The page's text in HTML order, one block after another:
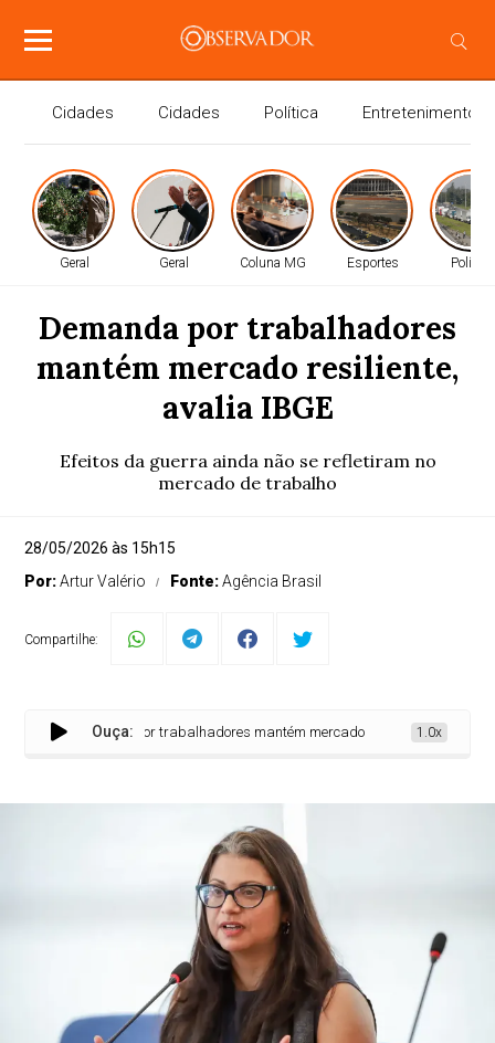
Cidades Cidades Política Entretenimento
Geral Geral Coluna MG Esportes Política
Demanda por trabalhadores
mantém mercado resiliente,
avalia IBGE
Efeitos da guerra ainda não se refletiram no
mercado de trabalho
28/05/2026 às 15h15
Por:Artur Valério Fonte:Agência Brasil
Compartilhe:
Ouça:
Demanda por trabalhadores mantém mercado resiliente, avalia IBGE
1.0x